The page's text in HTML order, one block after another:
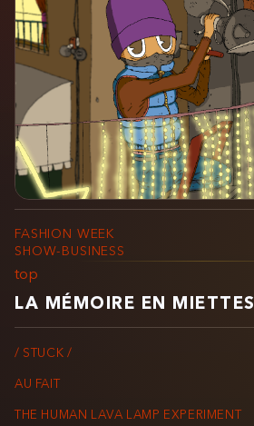
FASHION WEEK
SHOW-BUSINESS
top
LA MÉMOIRE EN MIETTES
/ STUCK /
AU FAIT
THE HUMAN LAVA LAMP EXPERIMENT